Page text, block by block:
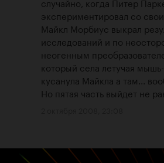
экспериментировал со
Майкл Морбиус выкрал
исследований и по
неогенным
который села летучая
кусанула Майкла а там...
Но пятая часть выйдет не